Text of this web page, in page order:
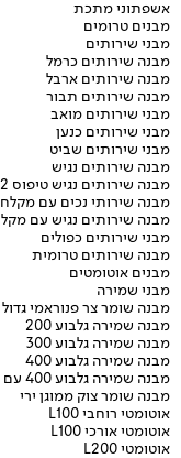
אשפתוני מתכת
מבנים טרומים
מבני שירותים
מבנה שירותים כרמל
מבנה שירותים ארבל
מבנה שירותים תבור
מבני שירותים מואב
מבני שירותים כנען
מבני שירותים שביט
מבנה שירותים נגיש
מבנה שירותים נגיש טיפוס 2
מבנה שירותי נכים עם
מבנה שירותים נגיש עם
מבני שירותים כפולים
מבנה שירותים טרומית
מבנים אוטומטים
מבני שמירה
מבנה שומר צר פנוראמי גדול
מבנה שמירה גלבוע 200
מבנה שמירה גלבוע 300
מבנה שמירה גלבוע 400
מבנה שמירה גלבוע 400 עם שירותים
מבנה שומר צוק ממוגן ירי
אוטומטי רוחבי L100
אוטומטי אורכי L100
אוטומטי L200